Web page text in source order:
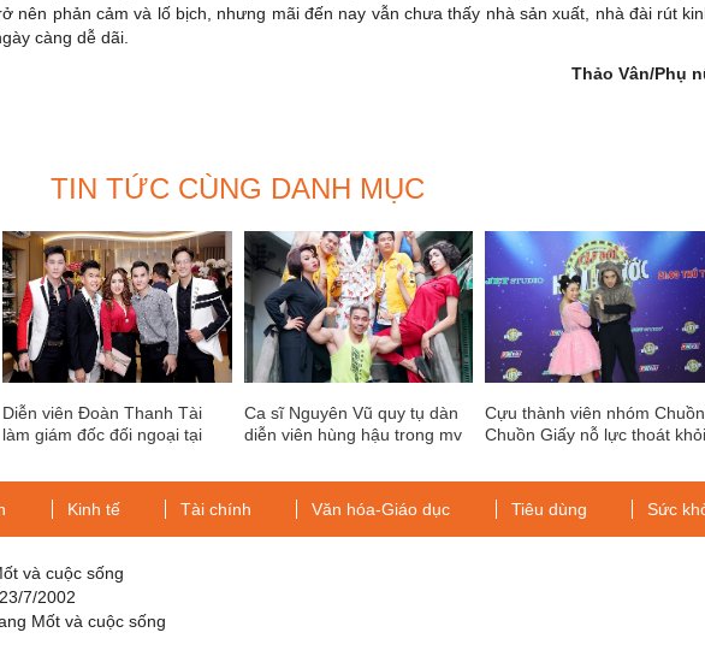
nên phản cảm và lố bịch, nhưng mãi đến nay vẫn chưa thấy nhà sản xuất, nhà đài rút
càng dễ dãi.
Thảo Vân/Phụ
TIN TỨC CÙNG DANH MỤC
Diễn viên Đoàn Thanh Tài
làm giám đốc đối ngoại tại
Ca sĩ Nguyên Vũ quy tụ dàn
diễn viên hùng hậu trong mv
Cựu thành viên nhóm Chuồn
Chuồn Giấy nỗ lực thoát khỏi
Kinh tế Tài chính Văn hóa-Giáo dục Tiêu dùng Sức
và cuộc sống
7/2002
Mốt và cuộc sống